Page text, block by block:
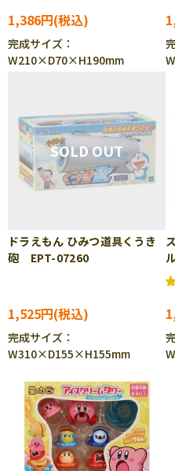
1,386円
完成サイズ：
W210×D70×H190mm
ドラえもん ひみつ道具くうき
砲 EPT-07260
1,525円
完成サイズ：
W310×D155×H155mm